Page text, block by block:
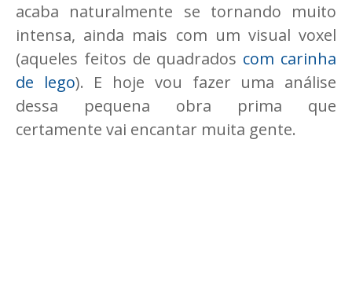
acaba naturalmente se tornando muito
intensa, ainda mais com um visual voxel
(aqueles feitos de quadrados com carinha
de lego). E hoje vou fazer uma análise
dessa pequena obra prima que
certamente vai encantar muita gente.